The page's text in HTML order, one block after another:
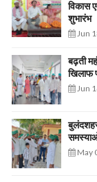
विकास
शुभारंभ
Jun
बढ़ती
खिलाफ
Jun
May